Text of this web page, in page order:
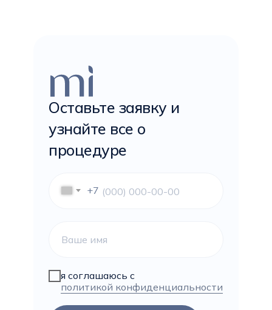
Оставьте заявку и
узнайте все о
процедуре
+7
я соглашаюсь с
политикой конфиденциальности